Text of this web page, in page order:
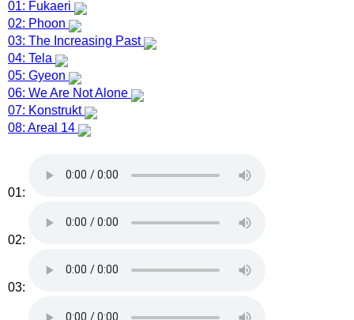
01: Fukaeri
02: Phoon
03: The Increasing Past
04: Tela
05: Gyeon
06: We Are Not Alone
07: Konstrukt
08: Areal 14
01:
02:
03: